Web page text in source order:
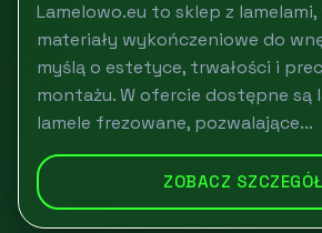
Lamelowo.eu to sklep z
materiały wykończeniowe do
myślą o estetyce, trwałości i
montażu. W ofercie dostępne są
lamele frezowane, pozwalające...
ZOBACZ